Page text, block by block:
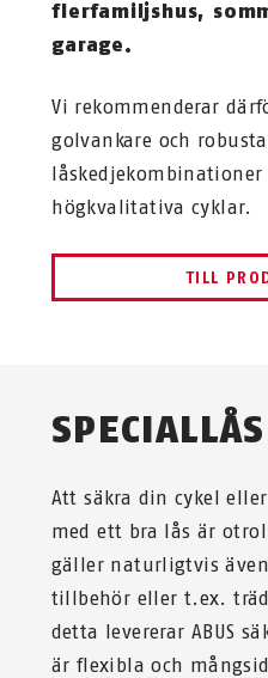
flerfamiljshus,
garage.
Vi rekommenderar
golvankare och robusta
högkvalitativa cyklar.
TILL
SPECIALLÅS
Att säkra din cykel
med ett bra lås är
gäller naturligtvis
tillbehör eller t.ex.
detta levererar ABUS
är flexibla och